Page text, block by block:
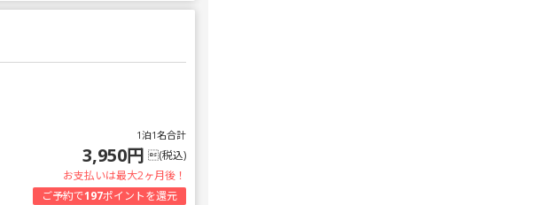
1泊1名合計
3,950円 (税込)
お支払いは最大2ヶ月後！
ご予約で197ポイントを還元